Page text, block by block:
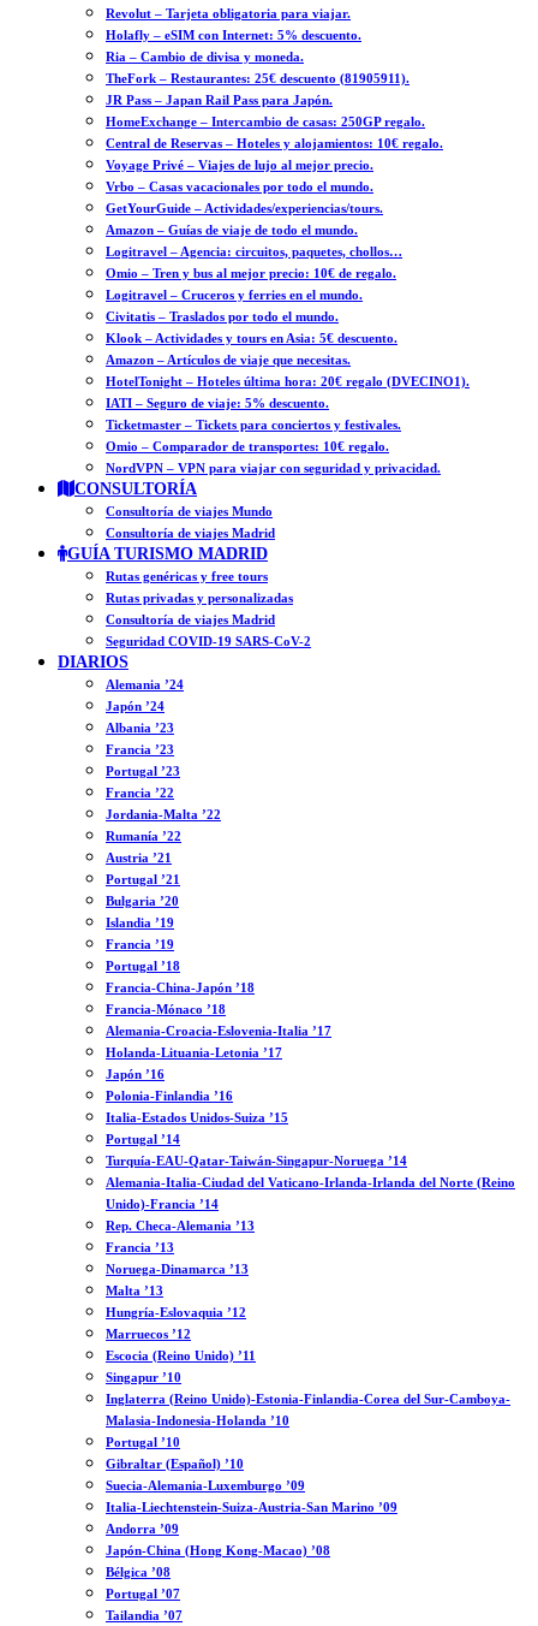
Revolut – Tarjeta obligatoria para viajar.
Holafly – eSIM con Internet: 5% descuento.
Ria – Cambio de divisa y moneda.
TheFork – Restaurantes: 25€ descuento (81905911).
JR Pass – Japan Rail Pass para Japón.
HomeExchange – Intercambio de casas: 250GP regalo.
Central de Reservas – Hoteles y alojamientos: 10€ regalo.
Voyage Privé – Viajes de lujo al mejor precio.
Vrbo – Casas vacacionales por todo el mundo.
GetYourGuide – Actividades/experiencias/tours.
Amazon – Guías de viaje de todo el mundo.
Logitravel – Agencia: circuitos, paquetes, chollos…
Omio – Tren y bus al mejor precio: 10€ de regalo.
Logitravel – Cruceros y ferries en el mundo.
Civitatis – Traslados por todo el mundo.
Klook – Actividades y tours en Asia: 5€ descuento.
Amazon – Artículos de viaje que necesitas.
HotelTonight – Hoteles última hora: 20€ regalo (DVECINO1).
IATI – Seguro de viaje: 5% descuento.
Ticketmaster – Tickets para conciertos y festivales.
Omio – Comparador de transportes: 10€ regalo.
NordVPN – VPN para viajar con seguridad y privacidad.
CONSULTORÍA
Consultoría de viajes Mundo
Consultoría de viajes Madrid
GUÍA TURISMO MADRID
Rutas genéricas y free tours
Rutas privadas y personalizadas
Consultoría de viajes Madrid
Seguridad COVID-19 SARS-CoV-2
DIARIOS
Alemania ’24
Japón ’24
Albania ’23
Francia ’23
Portugal ’23
Francia ’22
Jordania-Malta ’22
Rumanía ’22
Austria ’21
Portugal ’21
Bulgaria ’20
Islandia ’19
Francia ’19
Portugal ’18
Francia-China-Japón ’18
Francia-Mónaco ’18
Alemania-Croacia-Eslovenia-Italia ’17
Holanda-Lituania-Letonia ’17
Japón ’16
Polonia-Finlandia ’16
Italia-Estados Unidos-Suiza ’15
Portugal ’14
Turquía-EAU-Qatar-Taiwán-Singapur-Noruega ’14
Alemania-Italia-Ciudad del Vaticano-Irlanda-Irlanda del Norte (Reino
Unido)-Francia ’14
Rep. Checa-Alemania ’13
Francia ’13
Noruega-Dinamarca ’13
Malta ’13
Hungría-Eslovaquia ’12
Marruecos ’12
Escocia (Reino Unido) ’11
Singapur ’10
Inglaterra (Reino Unido)-Estonia-Finlandia-Corea del Sur-Camboya-
Malasia-Indonesia-Holanda ’10
Portugal ’10
Gibraltar (Español) ’10
Suecia-Alemania-Luxemburgo ’09
Italia-Liechtenstein-Suiza-Austria-San Marino ’09
Andorra ’09
Japón-China (Hong Kong-Macao) ’08
Bélgica ’08
Portugal ’07
Tailandia ’07